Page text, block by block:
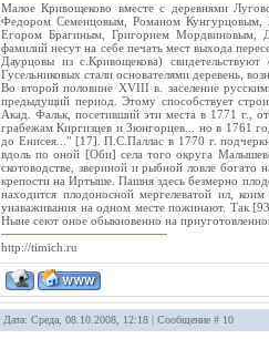
Малое Кривощеково вместе с деревнями
Федором Семенцовым, Романом Кунгурцовым,
Егором Брагиным, Григорием Мордвиновым,
фамилий несут на себе печать мест выхода
Даурцовы из с.Кривощекова)
Гусельниковых стали основателями деревень,
Во второй половине XVIII в. заселение
предыдущий период. Этому способствует
Акад. Фальк, посетивший эти места в 1771 г.,
грабежам Киргизцев и Зюнгорцев... но в 1761
до Енисея..." [17]. П.С.Паллас в 1770 г.
вдоль по оной [Оби] села того округа
скотоводстве, звериной и рыбной ловле богато
крепости на Иртыше. Пашня здесь безмерно
находится плодоносной мергелеватой ил,
унаваживания на одном месте пожинают. Так
Ныне сеют оное обыкновенно на
http://timich.ru
Дата: Среда, 08.10.2008, 12:18 | Сообщение # 10